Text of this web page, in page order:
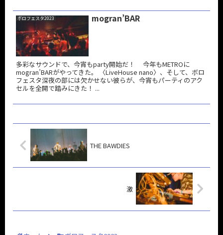
ボロフェスタ2023 mogran’BAR
多彩なサウンドで、今宵もparty開始だ！ 今年もMETROに
mogran’BARがやってきた。 〈LiveHouse nano〉、そして、ボロ
フェスタ深夜の部には欠かせない彼らが、今宵もパーティのアク
セルを全開で踏みにきた！ ...
THE BAWDIES
激